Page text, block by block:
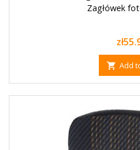
Zagłówek
Price
 Add